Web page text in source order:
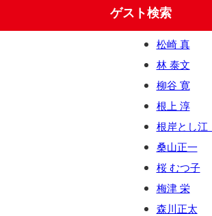
ゲスト検索
松崎 真
林 泰文
柳谷 寛
根上 淳
根岸とし江
桑山正一
桜 むつ子
梅津 栄
森川正太